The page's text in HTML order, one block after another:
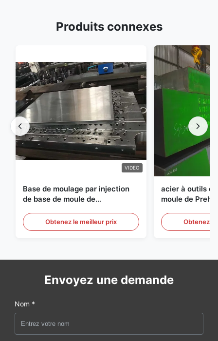
Produits connexes
VIDEO
Base de moulage par injection
de base de moule de
FAMILIER de S136 P20
Obtenez le meilleur prix
acier à outils
moule de
Obtenez
Envoyez une demande
Nom *